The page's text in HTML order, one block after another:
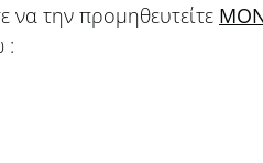
να την προμηθευτείτε
: